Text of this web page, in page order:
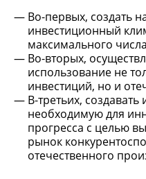
Во-первых, создать
инвестиционный
максимального
Во-вторых,
использование не
инвестиций, но и
В-третьих, создавать
необходимую для
прогресса с целью
рынок
отечественного